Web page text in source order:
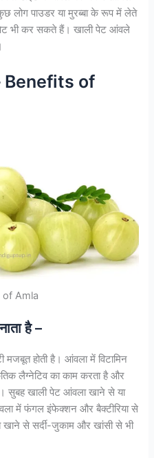
पाउडर या मुरब्बा के रूप में लेते
भी कर सकते हैं। खाली पेट आंवले
Benefits of
of Amla
है –
होती है। आंवला में विटामिन
लैग्नेटिव का काम करता है और
सुबह खाली पेट आंवला खाने से या
में फंगल इंफेक्शन और बैक्टीरिया से
खाने से सर्दी-जुकाम और खांसी से भी